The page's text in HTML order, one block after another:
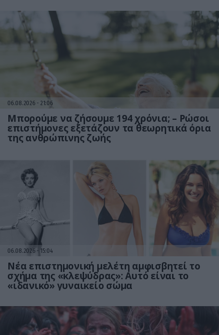
06.08.2026 21:06
Μπορούμε να ζήσουμε 194 χρόνια; – Ρώσοι
επιστήμονες εξετάζουν τα θεωρητικά όρια
της ανθρώπινης ζωής
06.08.2026 15:04
Νέα επιστημονική μελέτη αμφισβητεί το
σχήμα της «κλεψύδρας»: Αυτό είναι το
«ιδανικό» γυναικείο σώμα